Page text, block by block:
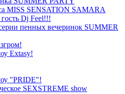
MISS SENSATION SAMARA
Dj Feel!!!
пенных вечеринок SUMMER
Extasy!
"PRIDE"!
SEXSTREME show